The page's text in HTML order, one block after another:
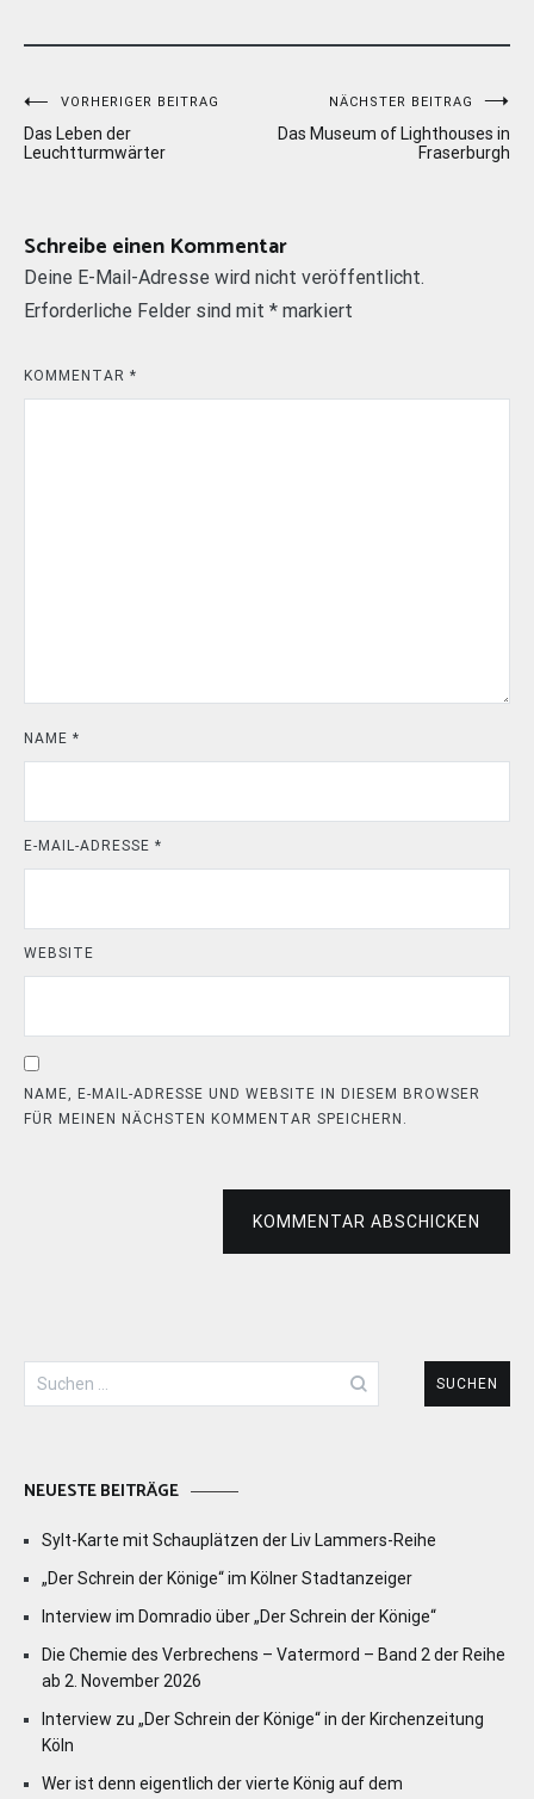
Beitragsnavigation
VORHERIGER BEITRAG
Das Leben der
Leuchtturmwärter
NÄCHSTER BEITRAG
Das Museum of Lighthouses in
Fraserburgh
Schreibe einen Kommentar
Deine E-Mail-Adresse wird nicht veröffentlicht.
Erforderliche Felder sind mit * markiert
KOMMENTAR *
NAME *
E-MAIL-ADRESSE *
WEBSITE
NAME, E-MAIL-ADRESSE UND WEBSITE IN DIESEM BROWSER
FÜR MEINEN NÄCHSTEN KOMMENTAR SPEICHERN.
KOMMENTAR ABSCHICKEN
Suchen
nach:
NEUESTE BEITRÄGE
Sylt-Karte mit Schauplätzen der Liv Lammers-Reihe
„Der Schrein der Könige“ im Kölner Stadtanzeiger
Interview im Domradio über „Der Schrein der Könige“
Die Chemie des Verbrechens – Vatermord – Band 2 der Reihe
ab 2. November 2026
Interview zu „Der Schrein der Könige“ in der Kirchenzeitung
Köln
Wer ist denn eigentlich der vierte König auf dem